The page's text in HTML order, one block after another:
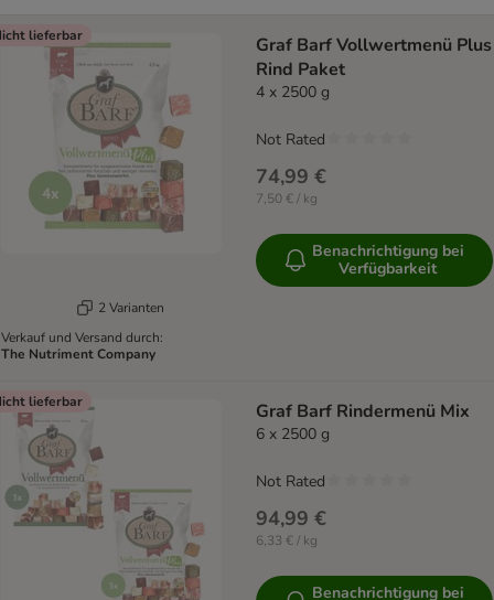
lieferbar
2 Varianten
Verkauf und Versand durch:
The Nutriment Company
Graf Barf Vollwertmenü Plus
Rind Paket
4 x 2500 g
74,99 €
7,50 € / kg
Not Rated
Benachrichtigung bei
Verfügbarkeit
lieferbar Graf Barf Rindermenü Mix
6 x 2500 g
94,99 €
6,33 € / kg
Not Rated
Benachrichtigung bei